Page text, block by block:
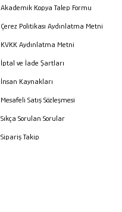
Akademik Kopya Talep Formu
Çerez Politikası Aydınlatma Metni
KVKK Aydınlatma Metni
İptal ve İade Şartları
İnsan Kaynakları
Mesafeli Satış Sözleşmesi
Sıkça Sorulan Sorular
Sipariş Takip